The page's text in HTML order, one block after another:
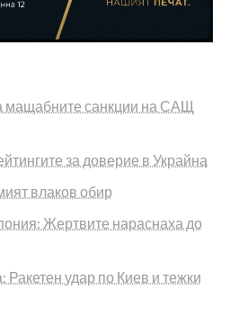
мащабните санкции на САЩ
за доверие в Украйна
влаков обир
Жертвите нараснаха до
Ракетен удар по Киев и тежки